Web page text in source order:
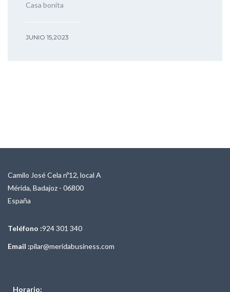
Casa bonita
JUNIO 15,2023
Camilo José Cela nº12, local A
Mérida, Badajoz - 06800
España
Teléfono :924 301 340
Email :pilar@meridabusiness.com
Horario: